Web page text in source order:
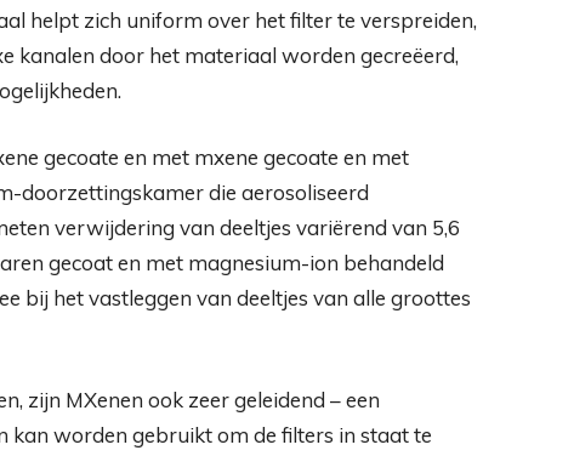
helpt zich uniform over het filter te verspreiden,
kanalen door het materiaal worden gecreëerd,
gecoate en met mxene gecoate en met
doorzettingskamer die aerosoliseerd
verwijdering van deeltjes variërend van 5,6
gecoat en met magnesium-ion behandeld
bij het vastleggen van deeltjes van alle groottes
zijn MXenen ook zeer geleidend – een
kan worden gebruikt om de filters in staat te